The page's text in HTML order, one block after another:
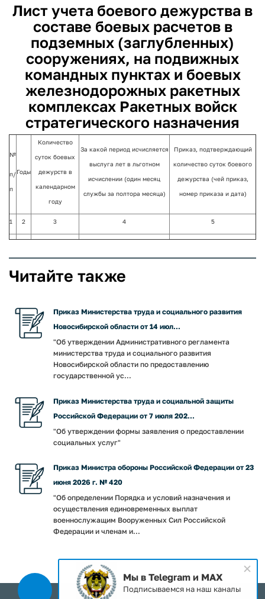
Лист учета боевого дежурства в
составе боевых расчетов в
подземных (заглубленных)
сооружениях, на подвижных
командных пунктах и боевых
железнодорожных ракетных
комплексах Ракетных войск
стратегического назначения
№
п/
п
Годы
Количество
суток боевых
дежурств в
календарном
году
За какой период исчисляется
выслуга лет в льготном
исчислении (один месяц
службы за полтора месяца)
Приказ, подтверждающий
количество суток боевого
дежурства (чей приказ,
номер приказа и дата)
1 2 3 4 5
Читайте также
Приказ Министерства труда и социального развития
Новосибирской области от 14 июл...
"Об утверждении Административного регламента
министерства труда и социального развития
Новосибирской области по предоставлению
государственной ус...
Приказ Министерства труда и социальной защиты
Российской Федерации от 7 июля 202...
"Об утверждении формы заявления о предоставлении
социальных услуг"
Приказ Министра обороны Российской Федерации от 23
июня 2026 г. № 420
"Об определении Порядка и условий назначения и
осуществления единовременных выплат
военнослужащим Вооруженных Сил Российской
Федерации и членам и...
Мы в Telegram и MAX
Подписываемся на наш каналы